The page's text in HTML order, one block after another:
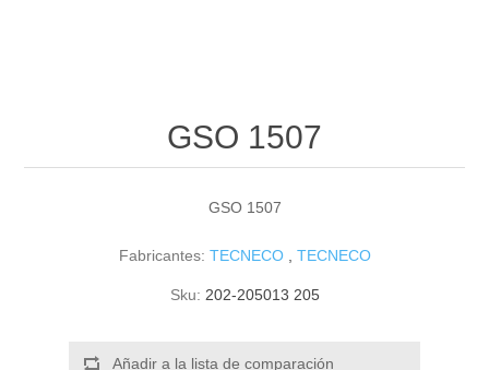
GSO 1507
GSO 1507
Fabricantes: TECNECO TECNECO
Sku: 202-205013 205